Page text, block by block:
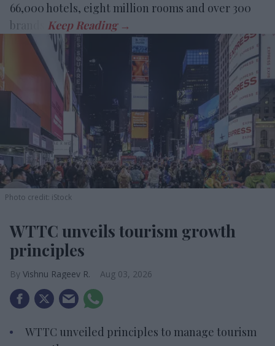
66,000 hotels, eight million rooms and over 300
brands.
Photo credit: iStock
WTTC unveils tourism growth
principles
Vishnu Rageev R. Aug 03, 2026
WTTC unveiled principles to manage tourism